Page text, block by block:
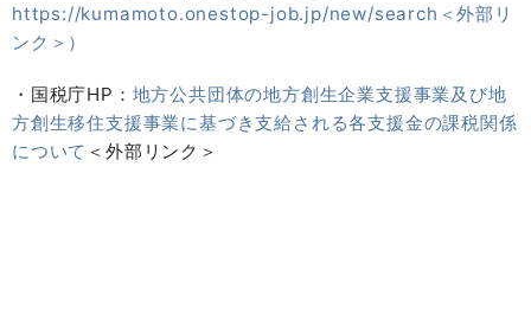
https://kumamoto.onestop-job.jp/new/search＜外部リ
ンク＞）
・国税庁HP： 地方公共団体の地方創生企業支援事業及び地
方創生移住支援事業に基づき支給される各支援金の課税関係
について ＜外部リンク＞